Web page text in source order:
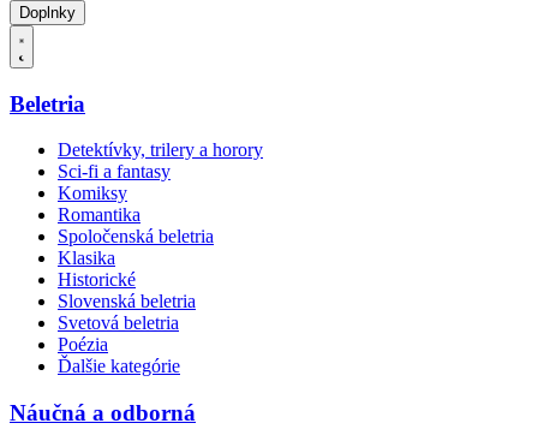
Doplnky
Beletria
Detektívky, trilery a horory
Sci-fi a fantasy
Komiksy
Romantika
Spoločenská beletria
Klasika
Historické
Slovenská beletria
Svetová beletria
Poézia
Ďalšie kategórie
Náučná a odborná